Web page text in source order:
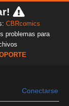
CBRcomics
problemas para
Conectarse